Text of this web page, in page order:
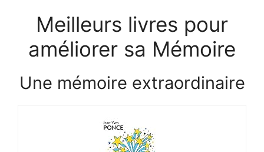
Meilleurs livres pour
améliorer sa Mémoire
Une mémoire extraordinaire